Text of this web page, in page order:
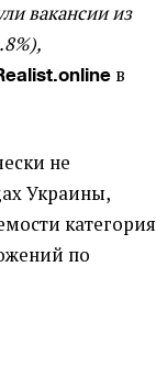
вакансии из
в
не
Украины,
категория
по